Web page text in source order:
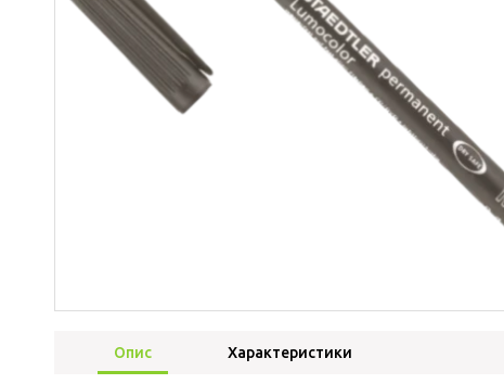
Опис Характеристики